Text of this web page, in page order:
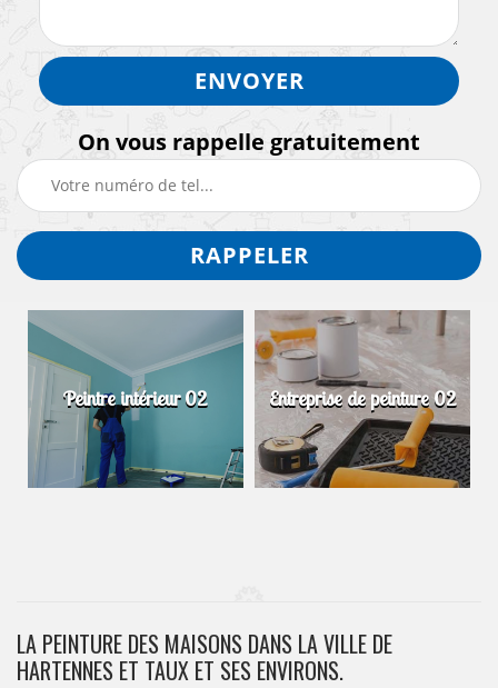
On vous rappelle gratuitement
Peintre intérieur 02 Entreprise de peinture 02
LA PEINTURE DES MAISONS DANS LA VILLE DE
HARTENNES ET TAUX ET SES ENVIRONS.